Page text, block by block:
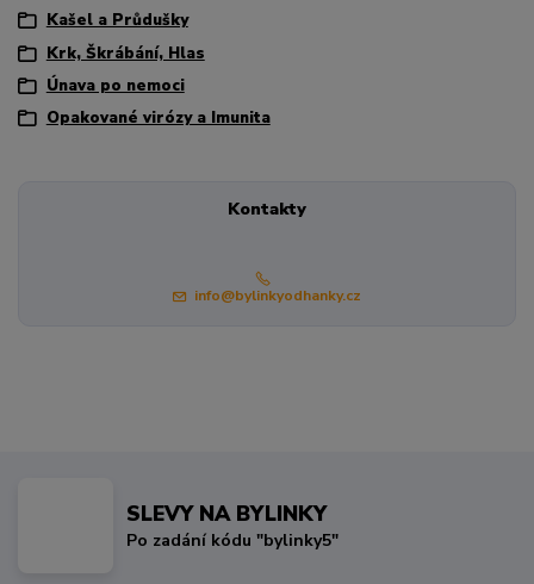
Kašel a Průdušky
Krk, Škrábání, Hlas
Únava po nemoci
Opakované virózy a Imunita
Kontakty
info@bylinkyodhanky.cz
SLEVY NA BYLINKY
Po zadání kódu "bylinky5"